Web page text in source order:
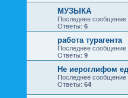
МУЗЫКА
Последнее сообщение
Ответы: 6
работа турагента
Последнее сообщение
Ответы: 9
Не иероглифом
Последнее сообщение
Ответы: 64